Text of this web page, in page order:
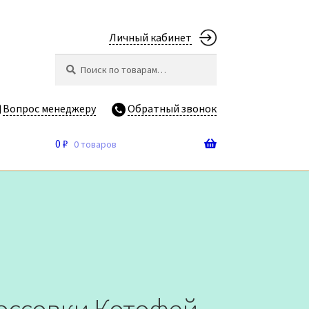
Личный кабинет
Вопрос менеджеру Обратный звонок
0 ₽ 0 товаров